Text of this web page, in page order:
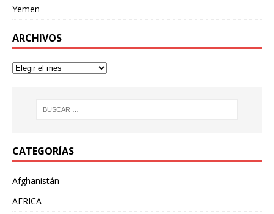
Yemen
ARCHIVOS
CATEGORÍAS
Afghanistán
AFRICA